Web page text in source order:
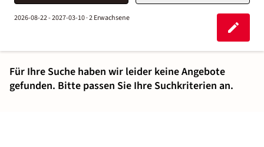
2026-08-22 - 2027-03-10 ·2 Erwachsene
Für Ihre Suche haben wir leider keine Angebote
gefunden. Bitte passen Sie Ihre Suchkriterien an.